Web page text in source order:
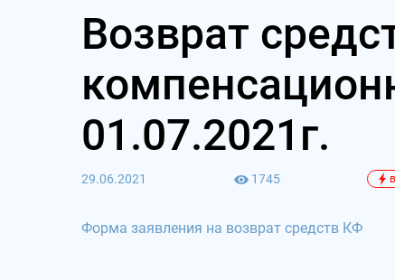
Возврат
01.07.2021г.
29.06.2021 1745
Форма заявления на возврат средств КФ